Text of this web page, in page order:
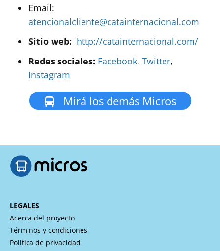
Email:
atencionalcliente@catainternacional.com
Sitio web: http://catainternacional.com/
Redes sociales: Facebook, Twitter,
Instagram
Mirá los demás Micros
LEGALES
Acerca del proyecto
Términos y condiciones
Política de privacidad